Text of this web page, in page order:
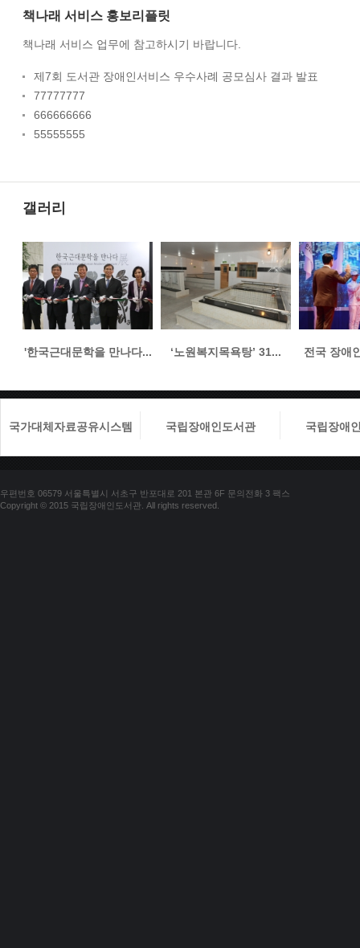
책나래 서비스 홍보리플릿
책나래 서비스 업무에 참고하시기 바랍니다.
제7회 도서관 장애인서비스 우수사례 공모심사 결과 발표
77777777
666666666
55555555
갤러리
'한국근대문학을 만나다... ‘노원복지목욕탕’ 31... 전국 장애
국가대체자료공유시스템 국립장애인도서관 국립장애
우편번호 06579 서울특별시 서초구 반포대로 201 본관 6F 문의전화 3 팩스
Copyright © 2015 국립장애인도서관. All rights reserved.